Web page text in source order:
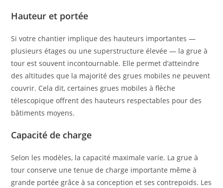
Hauteur et portée
Si votre chantier implique des hauteurs importantes —
plusieurs étages ou une superstructure élevée — la grue à
tour est souvent incontournable. Elle permet d’atteindre
des altitudes que la majorité des grues mobiles ne peuvent
couvrir. Cela dit, certaines grues mobiles à flèche
télescopique offrent des hauteurs respectables pour des
bâtiments moyens.
Capacité de charge
Selon les modèles, la capacité maximale varie. La grue à
tour conserve une tenue de charge importante même à
grande portée grâce à sa conception et ses contrepoids. Les